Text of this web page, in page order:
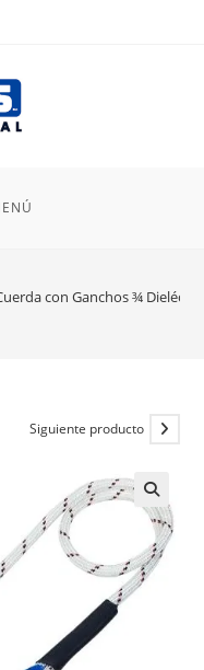
con Ganchos ¾
Siguiente producto